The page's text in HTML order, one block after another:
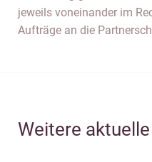
jeweils voneinander im
Aufträge an die
Weitere